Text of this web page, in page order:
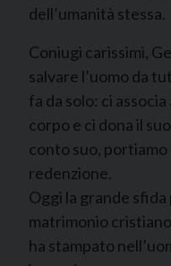
dell’umanità stessa.
Coniugi carissimi,
salvare l’uomo da
fa da solo: ci
corpo e ci dona il
conto suo, portiamo
redenzione.
Oggi la grande
matrimonio
ha stampato